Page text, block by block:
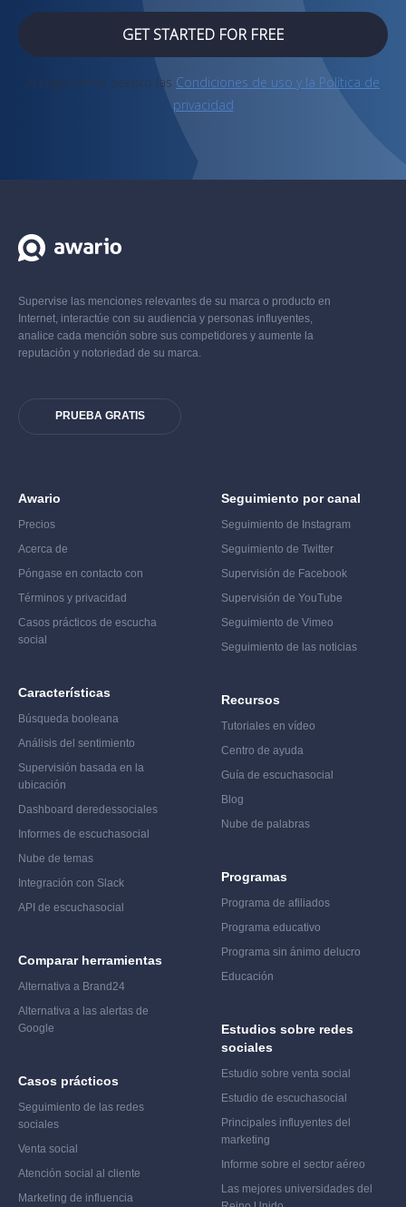
GET STARTED FOR FREE
Al registrarme acepto las Condiciones de uso y la Política de
privacidad
Supervise las menciones relevantes de su marca o producto en
Internet, interactúe con su audiencia y personas influyentes,
analice cada mención sobre sus competidores y aumente la
reputación y notoriedad de su marca.
PRUEBA GRATIS
Awario
Precios
Acerca de
Póngase en contacto con
Términos y privacidad
Casos prácticos de escucha
social
Características
Búsqueda booleana
Análisis del sentimiento
Supervisión basada en la
ubicación
Dashboard deredessociales
Informes de escuchasocial
Nube de temas
Integración con Slack
API de escuchasocial
Comparar herramientas
Alternativa a Brand24
Alternativa a las alertas de
Google
Casos prácticos
Seguimiento de las redes
sociales
Venta social
Atención social al cliente
Marketing de influencia
Seguimiento por canal
Seguimiento de Instagram
Seguimiento de Twitter
Supervisión de Facebook
Supervisión de YouTube
Seguimiento de Vimeo
Seguimiento de las noticias
Recursos
Tutoriales en vídeo
Centro de ayuda
Guía de escuchasocial
Blog
Nube de palabras
Programas
Programa de afiliados
Programa educativo
Programa sin ánimo delucro
Educación
Estudios sobre redes
sociales
Estudio sobre venta social
Estudio de escuchasocial
Principales influyentes del
marketing
Informe sobre el sector aéreo
Las mejores universidades del